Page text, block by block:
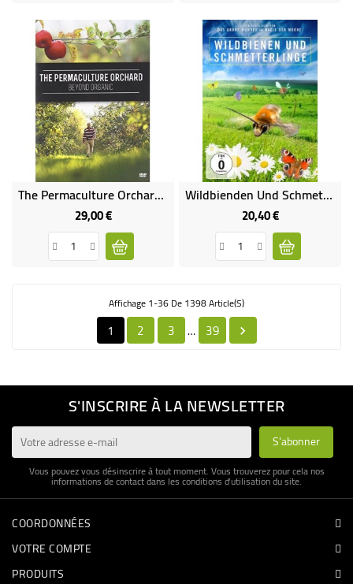
The Permaculture Orchard Beyond Organic (en Anglais)
29,00 €Prix
Wildbienden Und Schmetterlinge
20,40 €Prix
Affichage 1-36 De 1398 Article(s)
1 2 3 … 39 
S'INSCRIRE À LA NEWSLETTER
Vous pouvez vous désinscrire à tout moment. Vous trouverez pour cela nos
informations de contact dans les conditions d'utilisation du site.
COORDONNÉES
VOTRE COMPTE
PRODUITS